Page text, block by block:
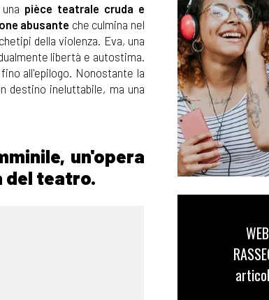
pièce teatrale cruda e
abusante che culmina nel
della violenza. Eva, una
libertà e autostima.
all'epilogo. Nonostante la
destino ineluttabile, ma una
un'opera
del teatro.